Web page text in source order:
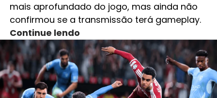
mais aprofundado do jogo, mas ainda não
confirmou se a transmissão terá gameplay.
Continue lendo